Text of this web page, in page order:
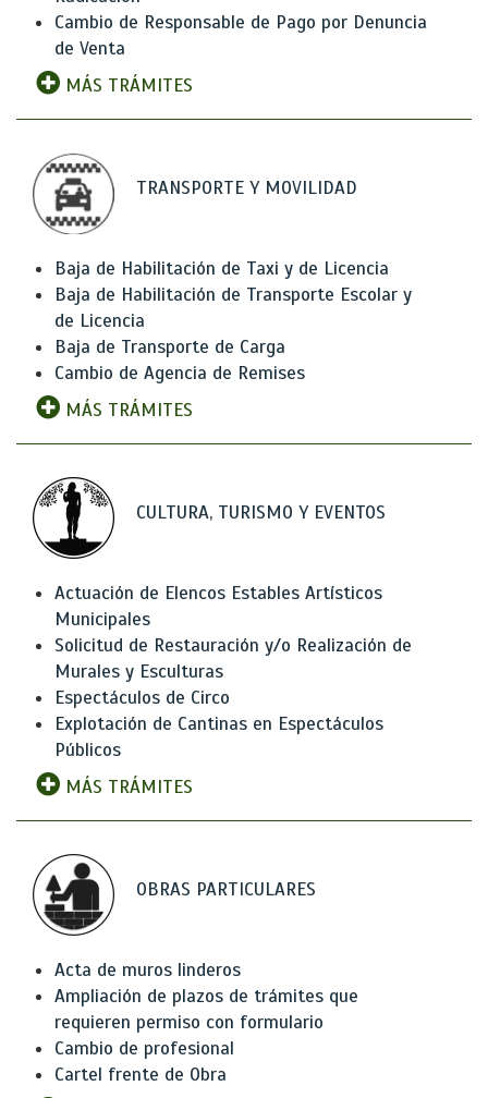
Cambio de Responsable de Pago por Denuncia
de Venta
MÁS TRÁMITES
TRANSPORTE Y MOVILIDAD
Baja de Habilitación de Taxi y de Licencia
Baja de Habilitación de Transporte Escolar y
de Licencia
Baja de Transporte de Carga
Cambio de Agencia de Remises
MÁS TRÁMITES
CULTURA, TURISMO Y EVENTOS
Actuación de Elencos Estables Artísticos
Municipales
Solicitud de Restauración y/o Realización de
Murales y Esculturas
Espectáculos de Circo
Explotación de Cantinas en Espectáculos
Públicos
MÁS TRÁMITES
OBRAS PARTICULARES
Acta de muros linderos
Ampliación de plazos de trámites que
requieren permiso con formulario
Cambio de profesional
Cartel frente de Obra